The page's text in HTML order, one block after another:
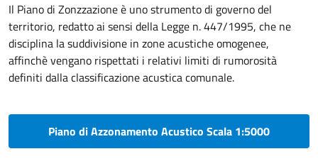
Il Piano di Zonzzazione è uno strumento di governo del
territorio, redatto ai sensi della Legge n. 447/1995, che ne
disciplina la suddivisione in zone acustiche omogenee,
affinchè vengano rispettati i relativi limiti di rumorosità
definiti dalla classificazione acustica comunale.
Piano di Azzonamento Acustico Scala 1:5000